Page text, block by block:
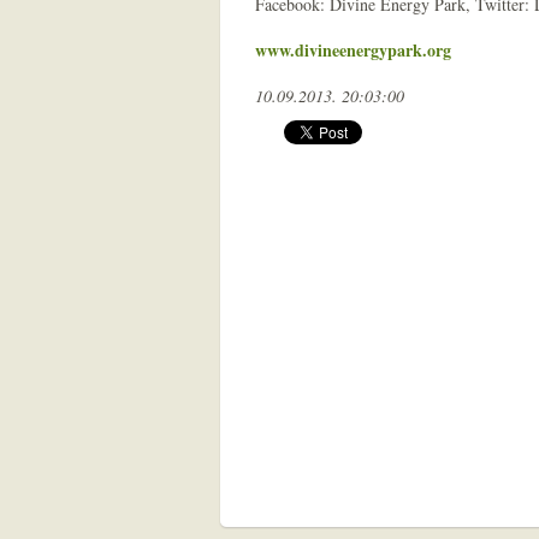
www.divineenergypark.org
10.09.2013. 20:03:00